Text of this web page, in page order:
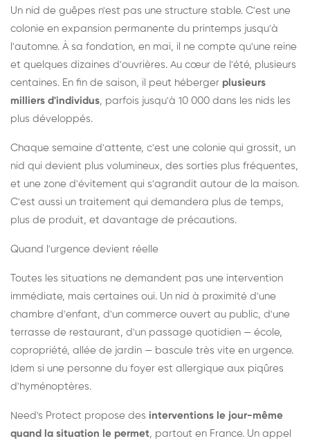
Un nid de guêpes n'est pas une structure stable. C'est une
colonie en expansion permanente du printemps jusqu'à
l'automne. À sa fondation, en mai, il ne compte qu'une reine
et quelques dizaines d'ouvrières. Au cœur de l'été, plusieurs
centaines. En fin de saison, il peut héberger plusieurs
milliers d'individus, parfois jusqu'à 10 000 dans les nids les
plus développés.
Chaque semaine d'attente, c'est une colonie qui grossit, un
nid qui devient plus volumineux, des sorties plus fréquentes,
et une zone d'évitement qui s'agrandit autour de la maison.
C'est aussi un traitement qui demandera plus de temps,
plus de produit, et davantage de précautions.
Quand l'urgence devient réelle
Toutes les situations ne demandent pas une intervention
immédiate, mais certaines oui. Un nid à proximité d'une
chambre d'enfant, d'un commerce ouvert au public, d'une
terrasse de restaurant, d'un passage quotidien — école,
copropriété, allée de jardin — bascule très vite en urgence.
Idem si une personne du foyer est allergique aux piqûres
d'hyménoptères.
Need's Protect propose des interventions le jour-même
quand la situation le permet, partout en France. Un appel